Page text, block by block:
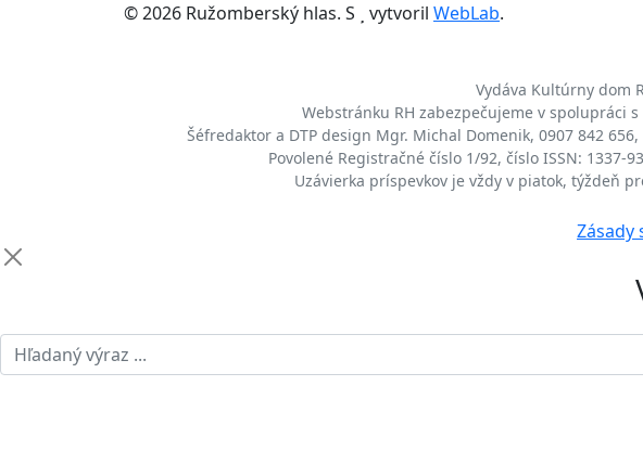
© 2026 Ružomberský hlas. S vytvoril WebLab.
Vydáva Kultúrny dom
Webstránku RH zabezpečujeme v spolupráci
Šéfredaktor a DTP design Mgr. Michal Domenik, 0907 842
Povolené Registračné číslo 1/92, číslo ISSN: 1337-
Uzávierka príspevkov je vždy v piatok, týždeň
Zásady